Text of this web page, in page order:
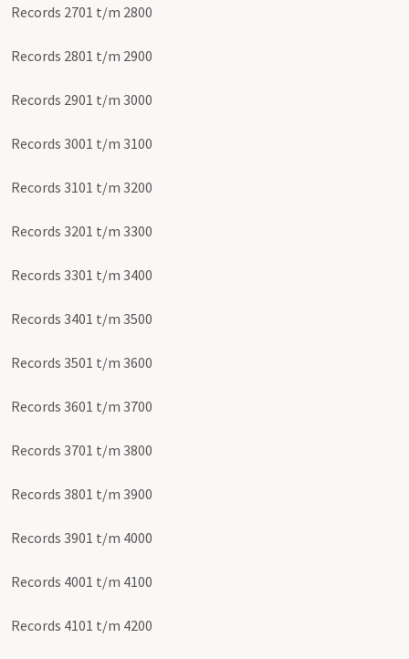
Records 2701 t/m 2800
Records 2801 t/m 2900
Records 2901 t/m 3000
Records 3001 t/m 3100
Records 3101 t/m 3200
Records 3201 t/m 3300
Records 3301 t/m 3400
Records 3401 t/m 3500
Records 3501 t/m 3600
Records 3601 t/m 3700
Records 3701 t/m 3800
Records 3801 t/m 3900
Records 3901 t/m 4000
Records 4001 t/m 4100
Records 4101 t/m 4200